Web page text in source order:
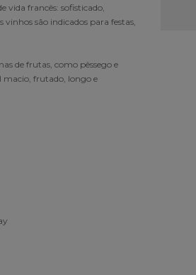
vida francês: sofisticado,
são indicados para festas,
de frutas, como pêssego e
macio, frutado, longo e